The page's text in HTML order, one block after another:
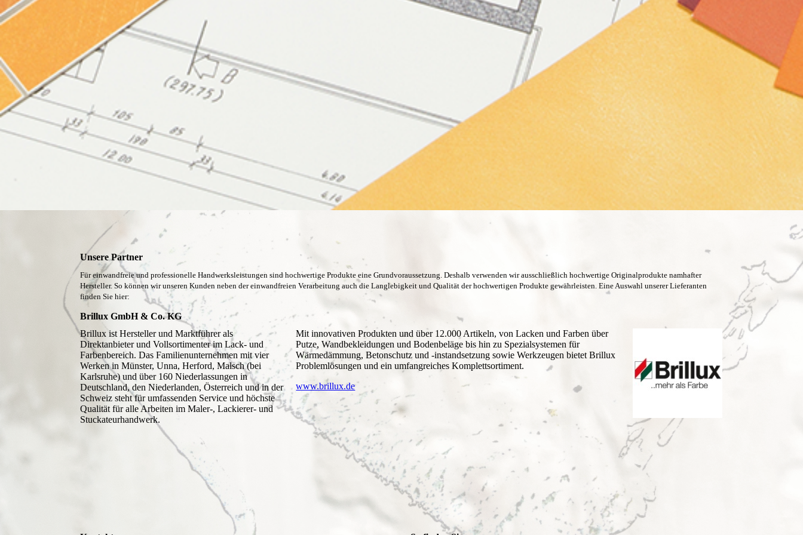
Unsere Partner
Für einwandfreie und professionelle Handwerksleistungen sind hochwertige Produkte eine Grundvoraussetzung. Deshalb verwenden wir ausschließlich hochwertige Originalprodukte namhafter
Hersteller.So können wir unseren Kunden neben der einwandfreien Verarbeitung auch die Langlebigkeit und Qualität der hochwertigen Produkte gewährleisten.Eine Auswahl unserer Lieferanten
finden Sie hier:
Brillux GmbH & Co. KG
Brillux ist Hersteller und Marktführer als
Direktanbieter und Vollsortimenter im Lack- und
Farbenbereich. Das Familienunternehmen mit vier
Werken in Münster, Unna, Herford, Malsch (bei
Karlsruhe) und über 160 Niederlassungen in
Deutschland, den Niederlanden, Österreich und in der
Schweiz steht für umfassenden Service und höchste
Qualität für alle Arbeiten im Maler-, Lackierer- und
Stuckateurhandwerk.
Mit innovativen Produkten und über 12.000 Artikeln, von Lacken und Farben über
Putze, Wandbekleidungen und Bodenbeläge bis hin zu Spezialsystemen für
Wärmedämmung, Betonschutz und -instandsetzung sowie Werkzeugen bietet Brillux
Problemlösungen und ein umfangreiches Komplettsortiment.
www.brillux.de